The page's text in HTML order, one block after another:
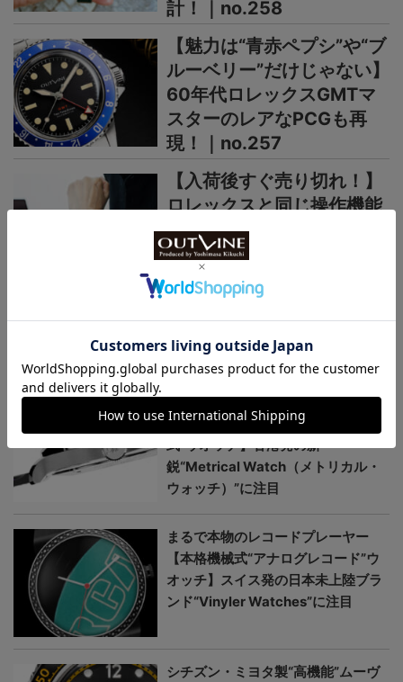
計！｜no.258
【魅力は“青赤ペプシ”や“ブ
ルーベリー”だけじゃない】
60年代ロレックスGMTマ
スターのレアなPCGも再
現！｜no.257
【入荷後すぐ売り切れ！】
ロレックスと同じ操作機能
で8万円の日本製GMT時計
がヨーロッパで高く評価さ
れるワケ｜no.256
日本未上陸ブランド
まるで夜空、パープルの多層文字盤
が美しい【日本未上陸“本格機械
式”ウオッチ】香港発の新
鋭“Metrical Watch（メトリカル・
ウォッチ）”に注目
まるで本物のレコードプレーヤー
【本格機械式“アナログレコード”ウ
オッチ】スイス発の日本未上陸ブラ
ンド“Vinyler Watches”に注目
シチズン・ミヨタ製“高機能”ムーヴ